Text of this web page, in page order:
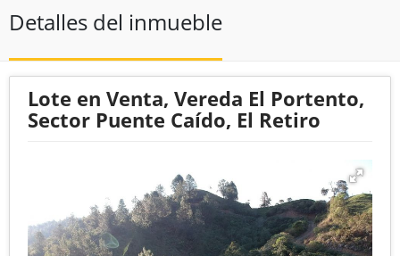
Detalles del inmueble
Lote en Venta, Vereda El Portento,
Sector Puente Caído, El Retiro